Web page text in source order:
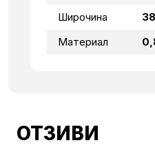
Широчина
Материал
ОТЗИВИ